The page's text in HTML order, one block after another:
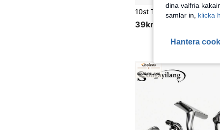
39kr
dina valfria
samlar in, klicka
Hantera